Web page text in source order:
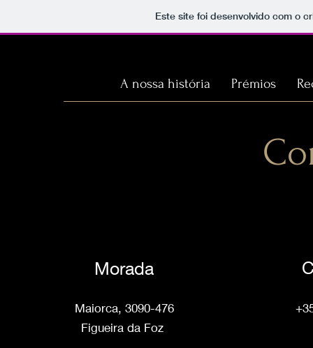
Este site foi desenvolvido com o
A nossa história Prémios
Morada
Maiorca, 3090-476
Figueira da Foz